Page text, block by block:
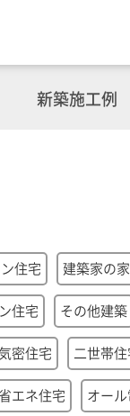
新築施工例
住宅 建築家の家
住宅 その他建築
密住宅 二世帯住
省エネ住宅 オー